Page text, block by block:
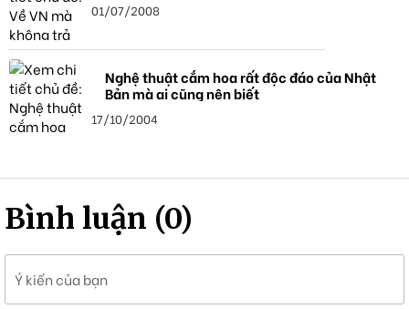
01/07/2008
Nghệ thuật cắm hoa rất độc đáo của Nhật
Bản mà ai cũng nên biết
17/10/2004
Bình luận (0)
Ý kiến của bạn